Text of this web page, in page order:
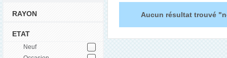
RAYON
ETAT
Neuf
Aucun résultat trouvé